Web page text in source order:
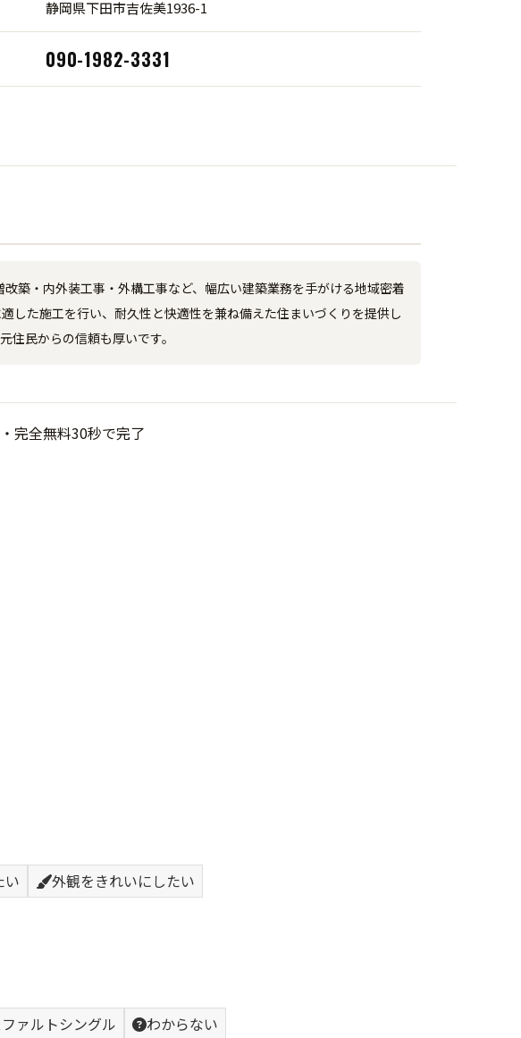
静岡県下田市吉佐美1936-1
090-1982-3331
築・内外装工事・外構工事など、幅広い建築業務を手がける地域密着
した施工を行い、耐久性と快適性を兼ね備えた住まいづくりを提供し
民からの信頼も厚いです。
い
外観をきれいにしたい
ァルトシングル
わからない